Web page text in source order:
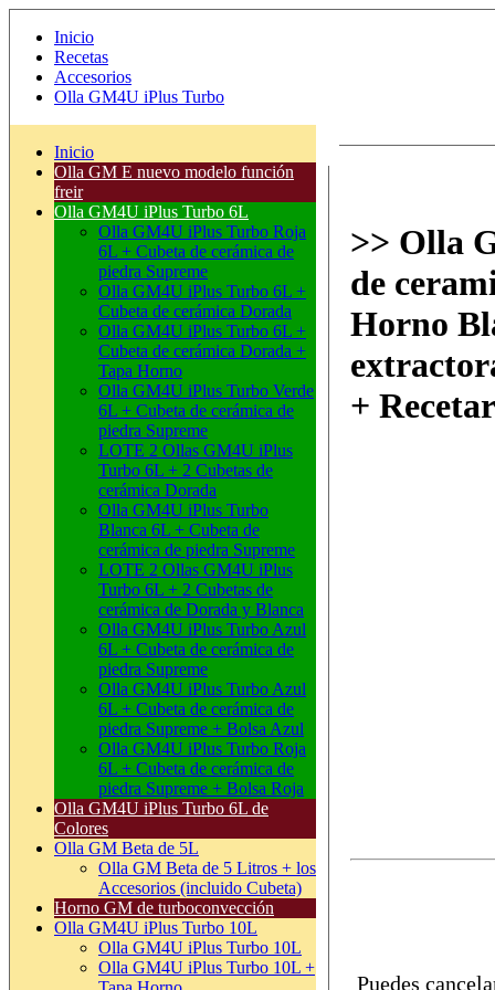
Inicio
Recetas
Accesorios
Olla GM4U iPlus Turbo
Inicio
Olla GM E nuevo modelo función
freir
Olla GM4U iPlus Turbo 6L
Olla GM4U iPlus Turbo Roja
6L + Cubeta de cerámica de
piedra Supreme
Olla GM4U iPlus Turbo 6L +
Cubeta de cerámica Dorada
Olla GM4U iPlus Turbo 6L +
Cubeta de cerámica Dorada +
Tapa Horno
Olla GM4U iPlus Turbo Verde
6L + Cubeta de cerámica de
piedra Supreme
LOTE 2 Ollas GM4U iPlus
Turbo 6L + 2 Cubetas de
cerámica Dorada
Olla GM4U iPlus Turbo
Blanca 6L + Cubeta de
cerámica de piedra Supreme
LOTE 2 Ollas GM4U iPlus
Turbo 6L + 2 Cubetas de
cerámica de Dorada y Blanca
Olla GM4U iPlus Turbo Azul
6L + Cubeta de cerámica de
piedra Supreme
Olla GM4U iPlus Turbo Azul
6L + Cubeta de cerámica de
piedra Supreme + Bolsa Azul
Olla GM4U iPlus Turbo Roja
6L + Cubeta de cerámica de
piedra Supreme + Bolsa Roja
Olla GM4U iPlus Turbo 6L de
Colores
Olla GM Beta de 5L
Olla GM Beta de 5 Litros + los
Accesorios (incluido Cubeta)
Horno GM de turboconvección
Olla GM4U iPlus Turbo 10L
Olla GM4U iPlus Turbo 10L
Olla GM4U iPlus Turbo 10L +
>> Olla
de
Horno
+
Puedes